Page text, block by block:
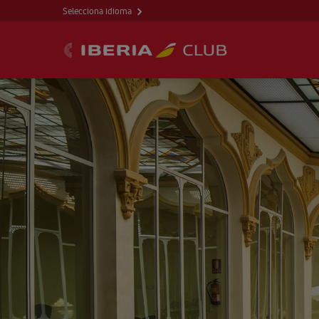
Selecciona idioma